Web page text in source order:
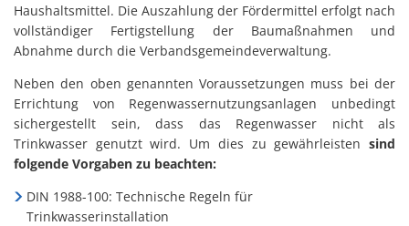
Haushaltsmittel. Die Auszahlung der Fördermittel erfolgt nach
vollständiger Fertigstellung der Baumaßnahmen und
Abnahme durch die Verbandsgemeindeverwaltung.
Neben den oben genannten Voraussetzungen muss bei der
Errichtung von Regenwassernutzungsanlagen unbedingt
sichergestellt sein, dass das Regenwasser nicht als
Trinkwasser genutzt wird. Um dies zu gewährleisten sind
folgende Vorgaben zu beachten:
DIN 1988-100: Technische Regeln für
Trinkwasserinstallation